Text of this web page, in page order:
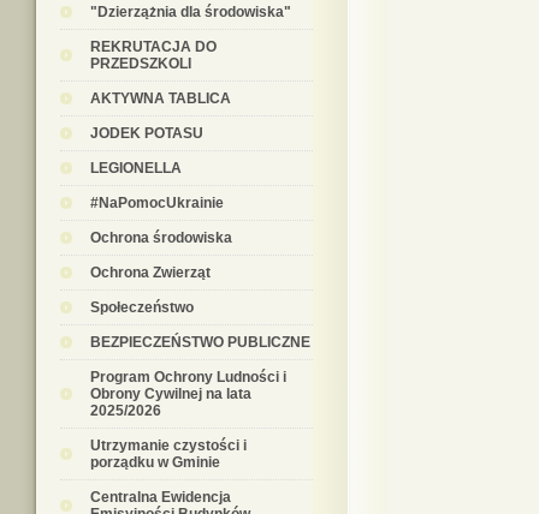
"Dzierzążnia dla środowiska"
REKRUTACJA DO
PRZEDSZKOLI
AKTYWNA TABLICA
JODEK POTASU
LEGIONELLA
#NaPomocUkrainie
Ochrona środowiska
Ochrona Zwierząt
Społeczeństwo
BEZPIECZEŃSTWO PUBLICZNE
Program Ochrony Ludności i
Obrony Cywilnej na lata
2025/2026
Utrzymanie czystości i
porządku w Gminie
Centralna Ewidencja